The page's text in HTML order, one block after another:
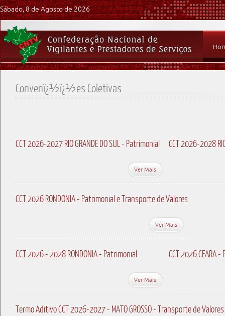
Sábado, 8 de Agosto de 2026
Convenï¿½ï¿½es Coletivas
CCT 2026-2027 RIO GRANDE DO SUL - Patrimonial
Ver Mais
CCT 2026-2028
CCT 2026 RONDONIA - Patrimonial e Transporte de Valores
Ver Mais
CCT 2026 - 2028 RONDONIA - Patrimonial
Ver Mais
CCT 2026 CEARA
Termo Aditivo CCT 2026-2027 - MATO GROSSO - Transporte de Valores